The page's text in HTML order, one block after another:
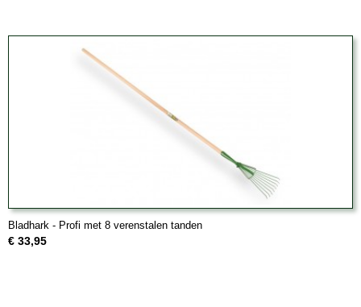
Bladhark - Profi met 8 verenstalen tanden
€ 33,95